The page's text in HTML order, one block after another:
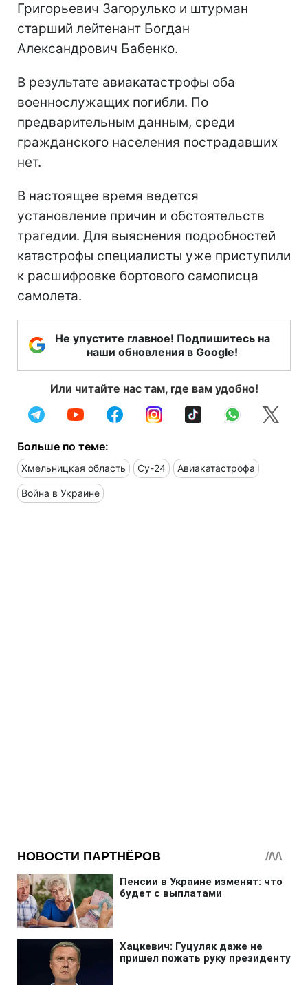
Григорьевич Загорулько и штурман
старший лейтенант Богдан
Александрович Бабенко.
В результате авиакатастрофы оба
военнослужащих погибли. По
предварительным данным, среди
гражданского населения пострадавших
нет.
В настоящее время ведется
установление причин и обстоятельств
трагедии. Для выяснения подробностей
катастрофы специалисты уже приступили
к расшифровке бортового самописца
самолета.
Не упустите главное! Подпишитесь на
наши обновления в Google!
Или читайте нас там, где вам удобно!
Больше по теме:
Хмельницкая область Су-24 Авиакатастрофа
Война в Украине